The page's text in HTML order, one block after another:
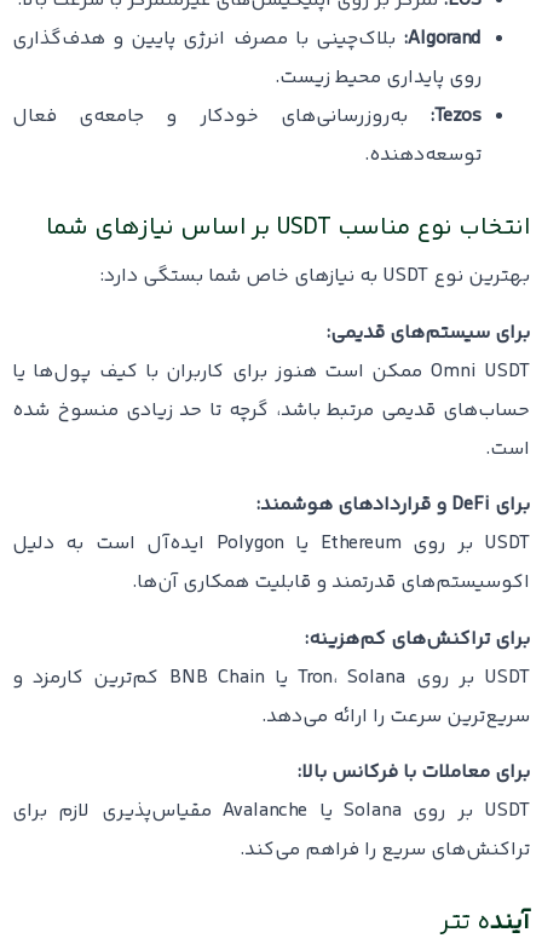
Algorand: بلاک‌چینی با مصرف انرژی پایین و هدف‌گذاری
روی پایداری محیط زیست.
Tezos:
به‌روزرسانی‌های خودکار و جامعه‌ی فعال
توسعه‌دهنده.
انتخاب نوع مناسب USDT بر اساس نیازهای شما
بهترین نوع USDT به نیازهای خاص شما بستگی دارد:
برای سیستم‌های قدیمی:
Omni USDT ممکن است هنوز برای کاربران با کیف پول‌ها یا
حساب‌های قدیمی مرتبط باشد، گرچه تا حد زیادی منسوخ شده
است.
برای DeFi و قراردادهای هوشمند:
USDT بر روی Ethereum یا Polygon ایده‌آل است به دلیل
اکوسیستم‌های قدرتمند و قابلیت همکاری آن‌ها.
برای تراکنش‌های کم‌هزینه:
USDT بر روی Tron، Solana یا BNB Chain کم‌ترین کارمزد و
سریع‌ترین سرعت را ارائه می‌دهد.
برای معاملات با فرکانس بالا:
USDT بر روی Solana یا Avalanche مقیاس‌پذیری لازم برای
تراکنش‌های سریع را فراهم می‌کند.
آینده تتر